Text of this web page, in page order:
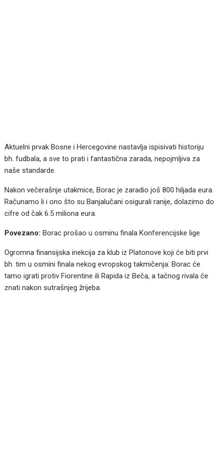
Aktuelni prvak Bosne i Hercegovine nastavlja ispisivati historiju
bh. fudbala, a sve to prati i fantastična zarada, nepojmljiva za
naše standarde.
Nakon večerašnje utakmice, Borac je zaradio još 800 hiljada eura.
Računamo li i ono što su Banjalučani osigurali ranije, dolazimo do
cifre od čak 6.5 miliona eura.
Povezano: Borac prošao u osminu finala Konferencijske lige
Ogromna finansijska inekcija za klub iz Platonove koji će biti prvi
bh. tim u osmini finala nekog evropskog takmičenja. Borac će
tamo igrati protiv Fiorentine ili Rapida iz Beča, a tačnog rivala će
znati nakon sutrašnjeg žrijeba.